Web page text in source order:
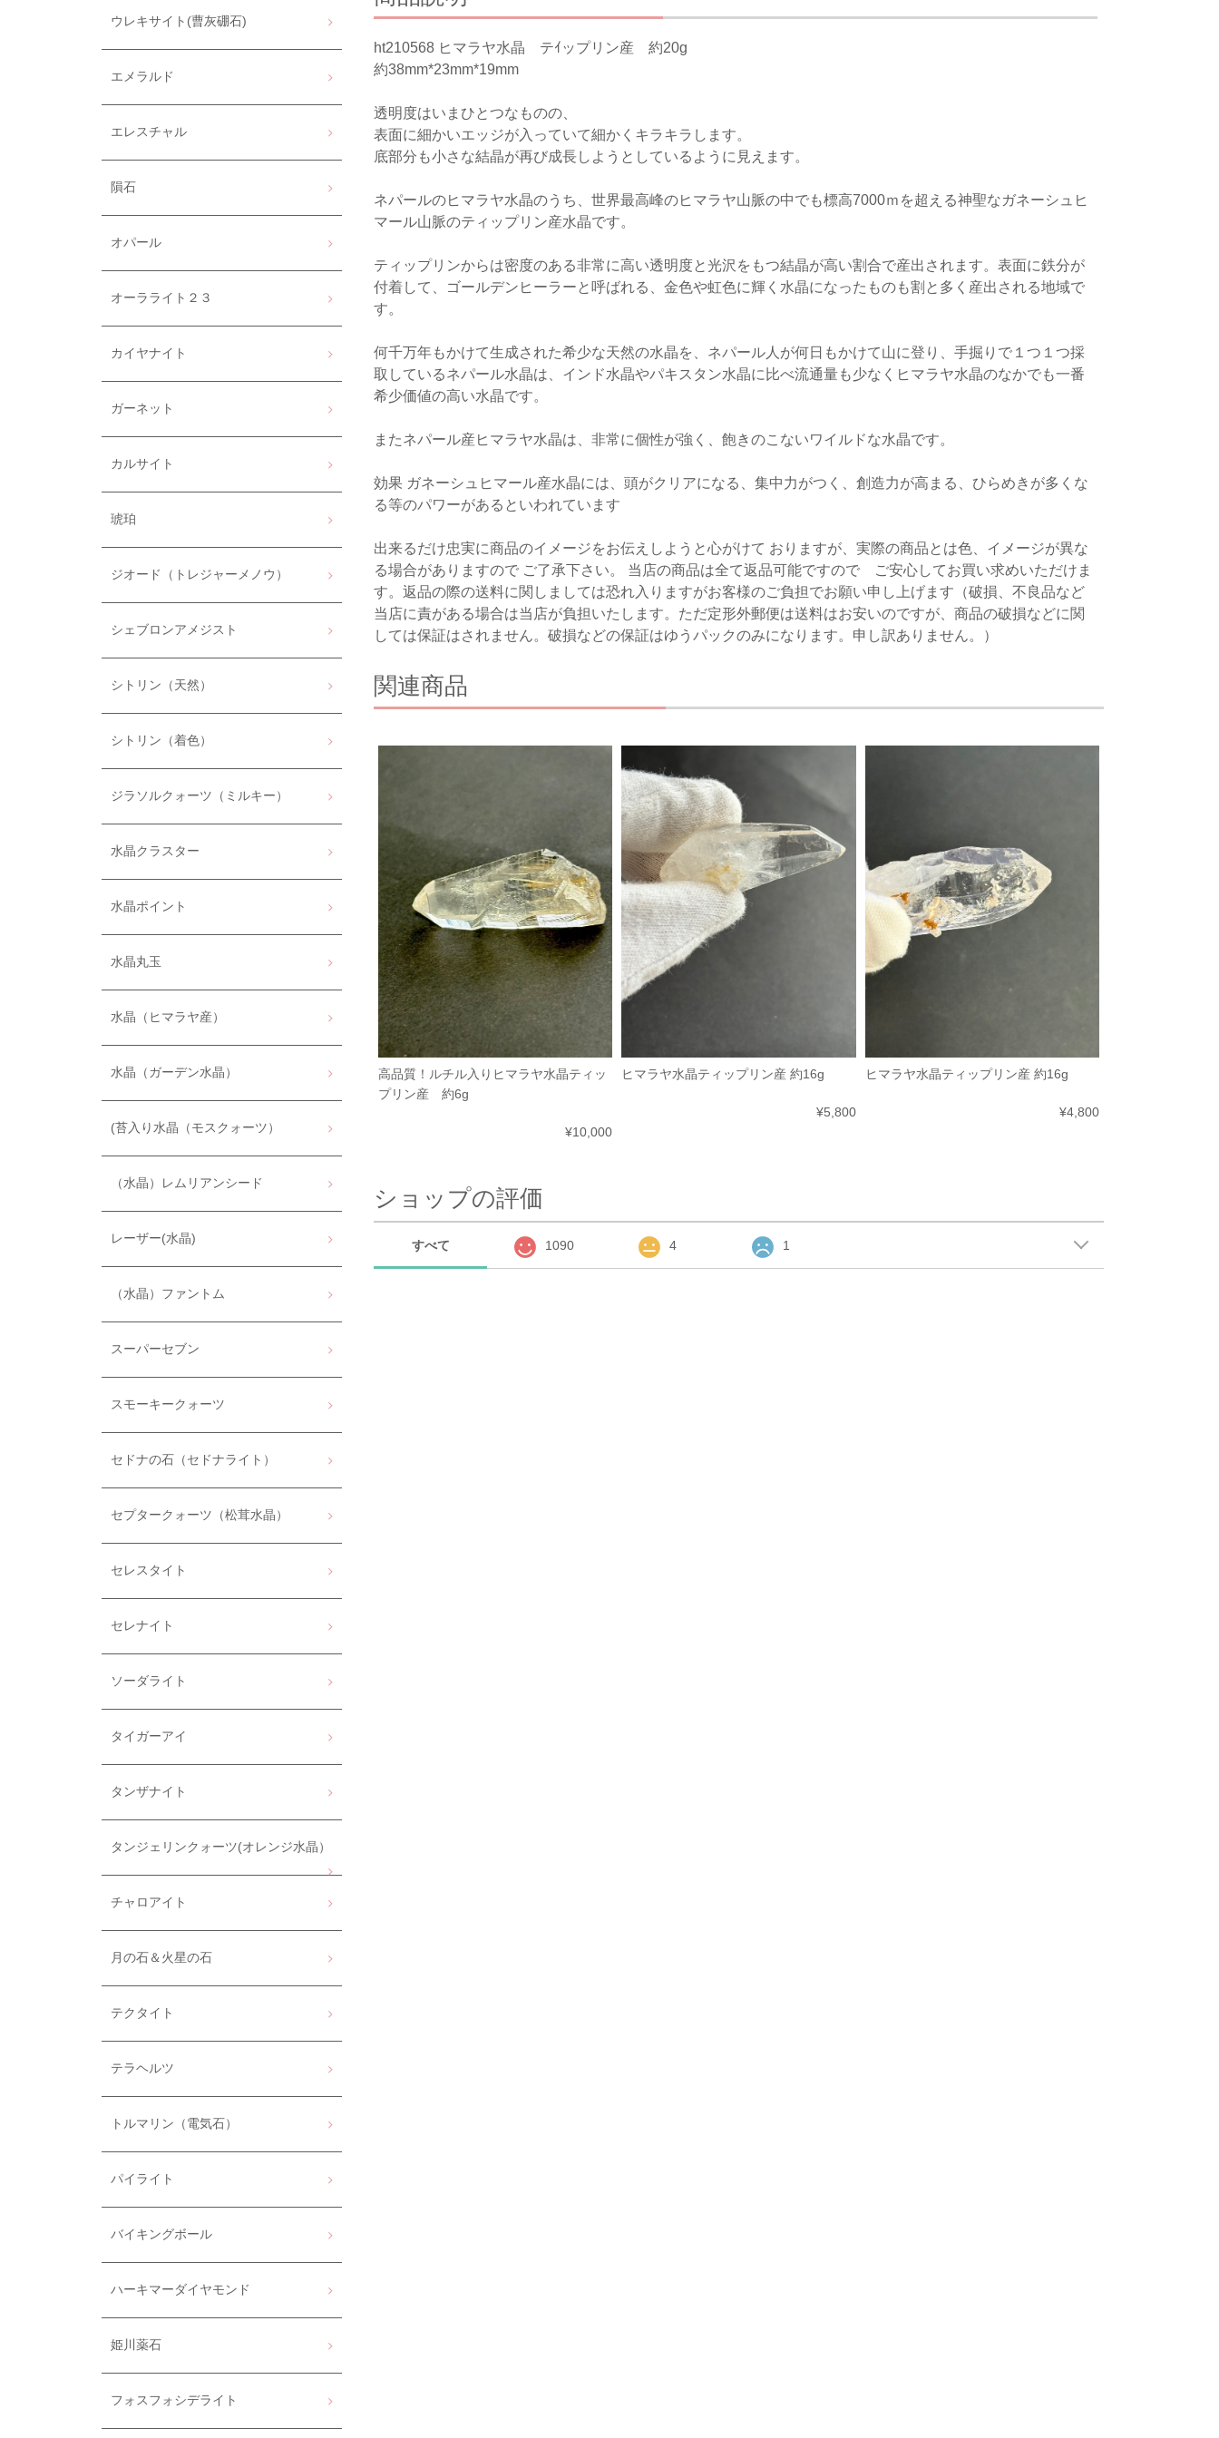
ht210568 ヒマラヤ水晶 テｲップリン産 約20g
約38mm*23mm*19mm
透明度はいまひとつなものの、
表面に細かいエッジが入っていて細かくキラキラします。
底部分も小さな結晶が再び成長しようとしているように見えます。
ネパールのヒマラヤ水晶のうち、世界最高峰のヒマラヤ山脈の中でも標高7000ｍを超える神聖なガネーシュヒ
マール山脈のティップリン産水晶です。
ティップリンからは密度のある非常に高い透明度と光沢をもつ結晶が高い割合で産出されます。表面に鉄分が
付着して、ゴールデンヒーラーと呼ばれる、金色や虹色に輝く水晶になったものも割と多く産出される地域で
す。
何千万年もかけて生成された希少な天然の水晶を、ネパール人が何日もかけて山に登り、手掘りで１つ１つ採
取しているネパール水晶は、インド水晶やパキスタン水晶に比べ流通量も少なくヒマラヤ水晶のなかでも一番
希少価値の高い水晶です。
またネパール産ヒマラヤ水晶は、非常に個性が強く、飽きのこないワイルドな水晶です。
効果 ガネーシュヒマール産水晶には、頭がクリアになる、集中力がつく、創造力が高まる、ひらめきが多くな
る等のパワーがあるといわれています
出来るだけ忠実に商品のイメージをお伝えしようと心がけて おりますが、実際の商品とは色、イメージが異な
る場合がありますので ご了承下さい。 当店の商品は全て返品可能ですので ご安心してお買い求めいただけま
す。返品の際の送料に関しましては恐れ入りますがお客様のご負担でお願い申し上げます（破損、不良品など
当店に責がある場合は当店が負担いたします。ただ定形外郵便は送料はお安いのですが、商品の破損などに関
しては保証はされません。破損などの保証はゆうパックのみになります。申し訳ありません。）
関連商品
高品質！ルチル入りヒマラヤ水晶ティッ
プリン産 約6g
¥10,000
ヒマラヤ水晶ティップリン産 約16g
¥5,800
ヒマラヤ水晶ティップリン産 約16g
¥4,800
ショップの評価
すべて 1090 4 1
ウレキサイト(曹灰硼石)
エメラルド
エレスチャル
隕石
オパール
オーラライト２３
カイヤナイト
ガーネット
カルサイト
琥珀
ジオード（トレジャーメノウ）
シェブロンアメジスト
シトリン（天然）
シトリン（着色）
ジラソルクォーツ（ミルキー）
水晶クラスター
水晶ポイント
水晶丸玉
水晶（ヒマラヤ産）
水晶（ガーデン水晶）
(苔入り水晶（モスクォーツ）
（水晶）レムリアンシード
レーザー(水晶)
（水晶）ファントム
スーパーセブン
スモーキークォーツ
セドナの石（セドナライト）
セプタークォーツ（松茸水晶）
セレスタイト
セレナイト
ソーダライト
タイガーアイ
タンザナイト
タンジェリンクォーツ(オレンジ水晶）
チャロアイト
月の石＆火星の石
テクタイト
テラヘルツ
トルマリン（電気石）
パイライト
バイキングボール
ハーキマーダイヤモンド
姫川薬石
フォスフォシデライト